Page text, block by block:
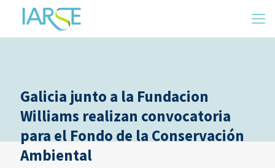
Galicia junto a la Fundacion
Williams realizan convocatoria
para el Fondo de la Conservación
Ambiental